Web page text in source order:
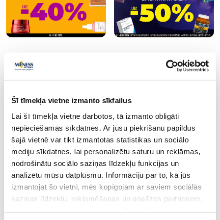
Šī tīmekļa vietne izmanto sīkfailus
Lai šī tīmekļa vietne darbotos, tā izmanto obligāti
nepieciešamās sīkdatnes. Ar jūsu piekrišanu papildus
šajā vietnē var tikt izmantotas statistikas un sociālo
mediju sīkdatnes, lai personalizētu saturu un reklāmas,
nodrošinātu sociālo saziņas līdzekļu funkcijas un
analizētu mūsu datplūsmu. Informāciju par to, kā jūs
izmantojat šo vietni, mēs kopīgojam ar saviem sociālās
saziņas līdzekļu, reklamēšanas un analīzes partneriem,
Populārākie kategorijā
-30%
NUK Perfect Match (0-6 m) Silicon
māneklītis, 2 gab.
mēn Pink